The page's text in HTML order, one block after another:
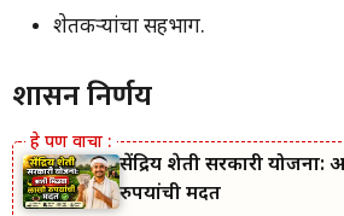
शेतकऱ्यांचा सहभाग.
शासन निर्णय
सेंद्रिय शेती सरकारी योजना:
रुपयांची मदत